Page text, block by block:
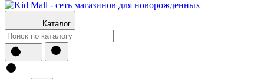
Каталог